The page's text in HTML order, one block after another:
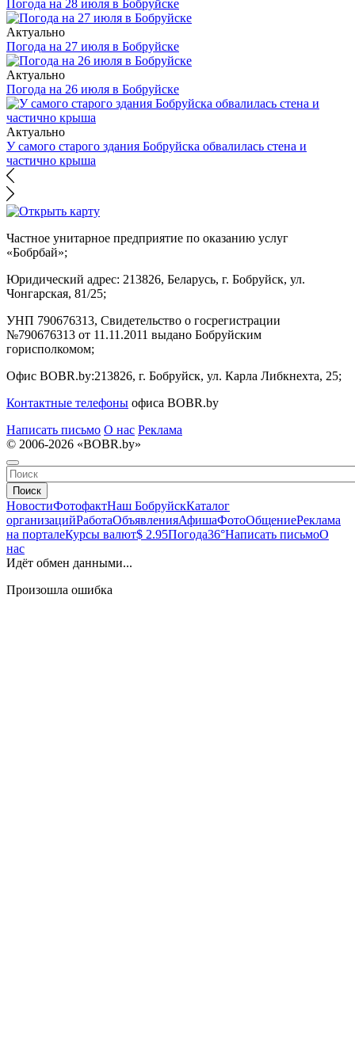
Погода на 28 июля в Бобруйске
Актуально
Погода на 27 июля в Бобруйске
Актуально
Погода на 26 июля в Бобруйске
Актуально
У самого старого здания Бобруйска обвалилась стена и
частично крыша
Частное унитарное предприятие по оказанию услуг
«Бобрбай»;
Юридический адрес: 213826, Беларусь, г. Бобруйск, ул.
Чонгарская, 81/25;
УНП 790676313, Свидетельство о госрегистрации
№790676313 от 11.11.2011 выдано Бобруйским
горисполкомом;
Офис BOBR.by:213826, г. Бобруйск, ул. Карла Либкнехта, 25;
Контактные телефоны офиса BOBR.by
Написать письмо О нас Реклама
© 2006-2026 «BOBR.by»
Поиск
НовостиФотофактНаш БобруйскКаталог
организацийРаботаОбъявленияАфишаФотоОбщениеРеклама
на порталеКурсы валют$ 2.95Погода36°Написать письмоО
нас
Идёт обмен данными...
Произошла ошибка